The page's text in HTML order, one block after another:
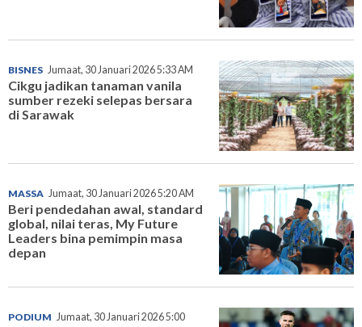
BISNES Jumaat, 30 Januari 2026 5:33 AM
Cikgu jadikan tanaman vanila
sumber rezeki selepas bersara
di Sarawak
MASSA Jumaat, 30 Januari 2026 5:20 AM
Beri pendedahan awal, standard
global, nilai teras, My Future
Leaders bina pemimpin masa
depan
PODIUM Jumaat, 30 Januari 2026 5:00